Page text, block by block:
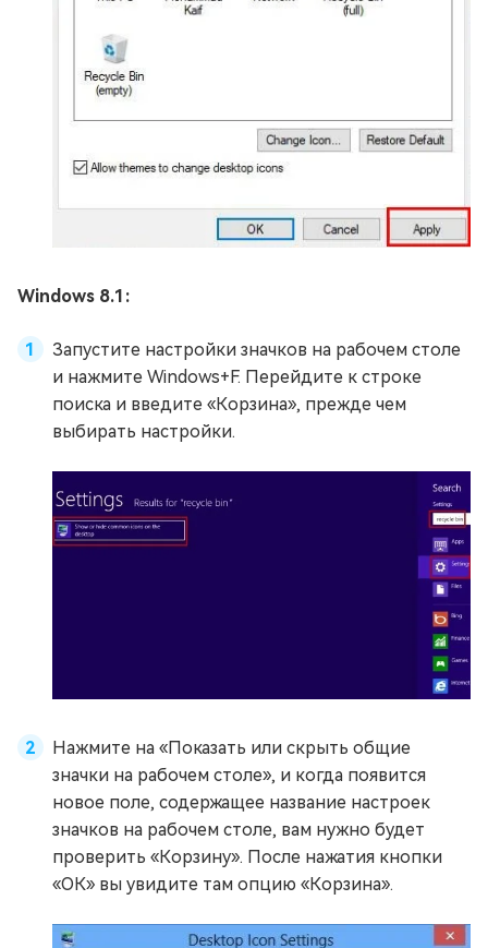
Windows 8.1:
Запустите настройки значков на рабочем столе
и нажмите Windows+F. Перейдите к строке
поиска и введите «Корзина», прежде чем
выбирать настройки.
Нажмите на «Показать или скрыть общие
значки на рабочем столе», и когда появится
новое поле, содержащее название настроек
значков на рабочем столе, вам нужно будет
проверить «Корзину». После нажатия кнопки
«ОК» вы увидите там опцию «Корзина».